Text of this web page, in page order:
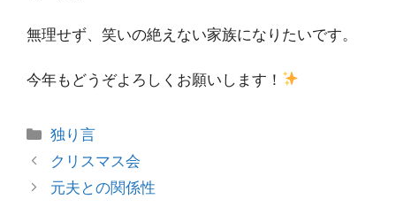
無理せず、笑いの絶えない家族になりたいです。
今年もどうぞよろしくお願いします！
カ
テ
リ
独り言
投
稿
クリスマス会
元夫との関係性